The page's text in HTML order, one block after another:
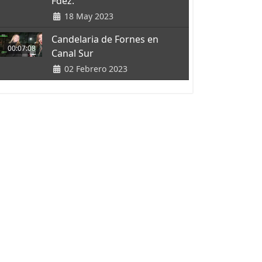
18 May 2023
00:07:08
Candelaria de Fornes en
Canal Sur
02 Febrero 2023